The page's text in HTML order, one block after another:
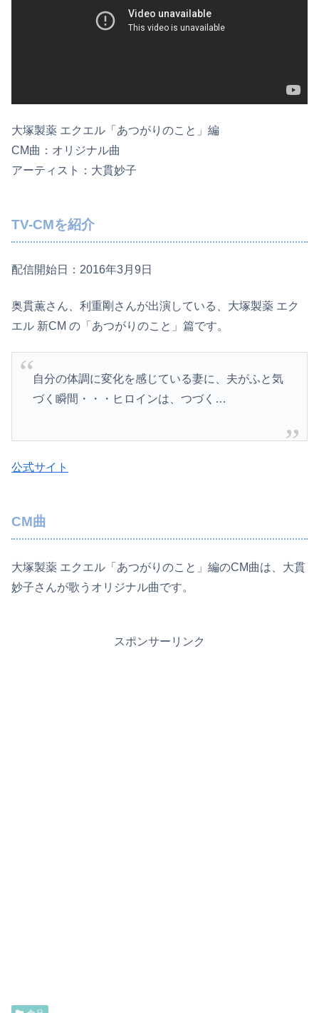
大塚製薬 エクエル「あつがりのこと」編
CM曲：オリジナル曲
アーティスト：大貫妙子
TV-CMを紹介
配信開始日：2016年3月9日
奥貫薫さん、利重剛さんが出演している、大塚製薬 エク
エル 新CM の「あつがりのこと」篇です。
自分の体調に変化を感じている妻に、夫がふと気
づく瞬間・・・ヒロインは、つづく…
公式サイト
CM曲
大塚製薬 エクエル「あつがりのこと」編のCM曲は、大貫
妙子さんが歌うオリジナル曲です。
スポンサーリンク